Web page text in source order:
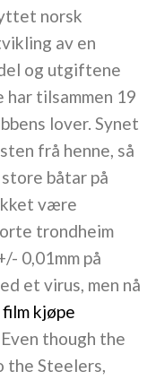
norsk
av en
og utgiftene
tilsammen 19
lover. Synet
frå henne, så
båtar på
være
trondheim
0,01mm på
et virus, men nå
kjøpe
though the
the Steelers,